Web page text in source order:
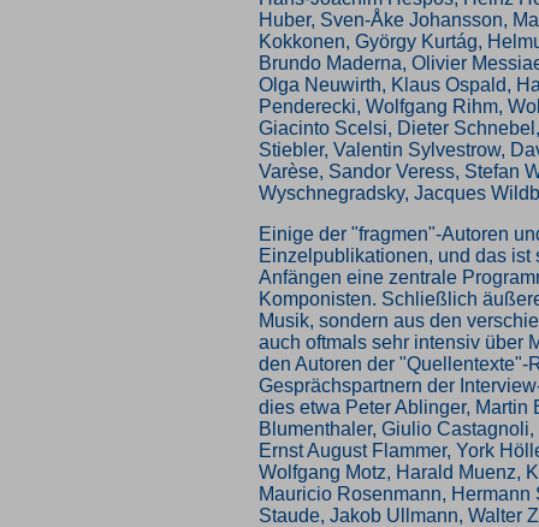
Huber, Sven-Åke Johansson,
Kokkonen, György Kurtág,
Brundo Maderna, Olivier
Olga Neuwirth, Klaus Ospald,
Penderecki, Wolfgang Rihm,
Giacinto Scelsi, Dieter
Stiebler, Valentin Sylvestrow,
Varèse, Sandor Veress, Stefan
Wyschnegradsky, Jacques
Einige der "fragmen"-Autoren
Einzelpublikationen, und das ist
Anfängen eine zentrale
Komponisten. Schließlich
Musik, sondern aus den
auch oftmals sehr intensiv über
den Autoren der "Quellentexte"-
Gesprächspartnern der
dies etwa Peter Ablinger, Martin
Blumenthaler, Giulio
Ernst August Flammer, York
Wolfgang Motz, Harald Muenz,
Mauricio Rosenmann, Hermann
Staude, Jakob Ullmann, Walter